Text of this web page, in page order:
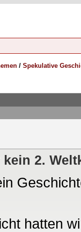
/ Spekulative
2.
hatten